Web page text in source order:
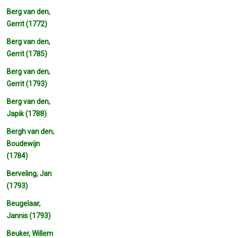
Berg van den,
Gerrit (1772)
Berg van den,
Gerrit (1785)
Berg van den,
Gerrit (1793)
Berg van den,
Japik (1788)
Bergh van den,
Boudewijn
(1784)
Berveling, Jan
(1793)
Beugelaar,
Jannis (1793)
Beuker, Willem